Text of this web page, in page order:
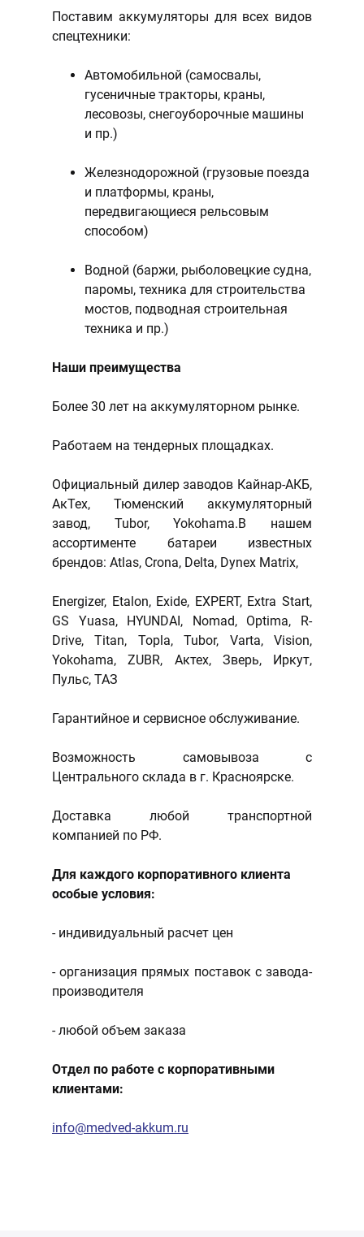
Поставим аккумуляторы для всех видов
спецтехники:
Автомобильной (самосвалы,
гусеничные тракторы, краны,
лесовозы, снегоуборочные машины
и пр.)
Железнодорожной (грузовые поезда
и платформы, краны,
передвигающиеся рельсовым
способом)
Водной (баржи, рыболовецкие судна,
паромы, техника для строительства
мостов, подводная строительная
техника и пр.)
Наши преимущества
Более 30 лет на аккумуляторном рынке.
Работаем на тендерных площадках.
Официальный дилер заводов Кайнар-АКБ,
АкТех, Тюменский аккумуляторный
завод, Tubor, Yokohama.В нашем
ассортименте батареи известных
брендов: Atlas, Crona, Delta, Dynex Matrix,
Energizer, Etalon, Exide, EXPERT, Extra Start,
GS Yuasa, HYUNDAI, Nomad, Optima, R-
Drive, Titan, Topla, Tubor, Varta, Vision,
Yokohama, ZUBR, Актех, Зверь, Иркут,
Пульс, ТАЗ
Гарантийное и сервисное обслуживание.
Возможность самовывоза с
Центрального склада в г. Красноярске.
Доставка любой транспортной
компанией по РФ.
Для каждого корпоративного клиента
особые условия:
- индивидуальный расчет цен
- организация прямых поставок с завода-
производителя
- любой объем заказа
Отдел по работе с корпоративными
клиентами:
info@medved-akkum.ru